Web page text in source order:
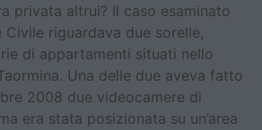
privata altrui? Il caso esaminato
Civile riguardava due sorelle,
di appartamenti situati nello
Una delle due aveva fatto
2008 due videocamere di
era stata posizionata su un’area